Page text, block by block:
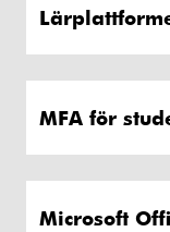
MFA för
Microsoft